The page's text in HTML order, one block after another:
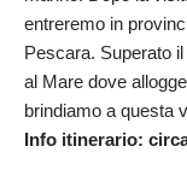
entreremo in
Pescara. Superato
al Mare dove
brindiamo a questa
Info itinerario: